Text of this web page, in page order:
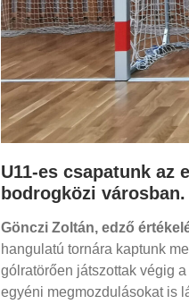
U11-es csapatunk az
bodrogközi városban.
Gönczi Zoltán, edző
hangulatú tornára kaptunk
gólratörően játszottak végig
egyéni megmozdulásokat is